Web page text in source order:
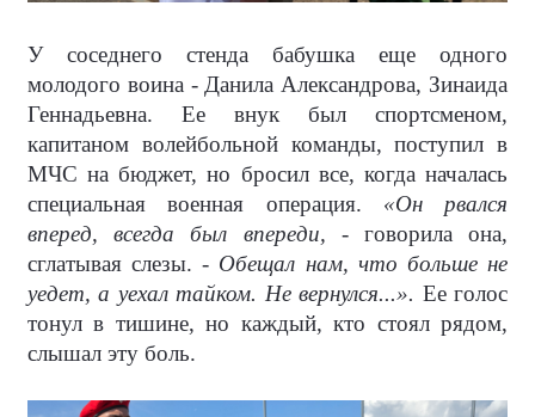
У соседнего стенда бабушка еще одного
молодого воина - Данила Александрова, Зинаида
Геннадьевна. Ее внук был спортсменом,
капитаном волейбольной команды, поступил в
МЧС на бюджет, но бросил все, когда началась
специальная военная операция. «Он рвался
вперед, всегда был впереди, - говорила она,
сглатывая слезы. - Обещал нам, что больше не
уедет, а уехал тайком. Не вернулся...». Ее голос
тонул в тишине, но каждый, кто стоял рядом,
слышал эту боль.